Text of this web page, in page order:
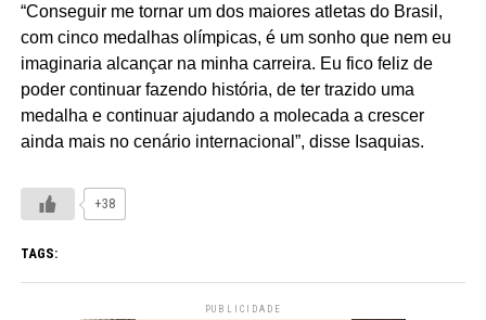
“Conseguir me tornar um dos maiores atletas do Brasil,
com cinco medalhas olímpicas, é um sonho que nem eu
imaginaria alcançar na minha carreira. Eu fico feliz de
poder continuar fazendo história, de ter trazido uma
medalha e continuar ajudando a molecada a crescer
ainda mais no cenário internacional”, disse Isaquias.
+38
TAGS:
PUBLICIDADE